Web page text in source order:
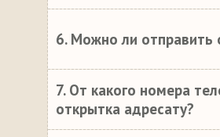
6. Можно ли отправить
7. От какого номера
открытка адресату?